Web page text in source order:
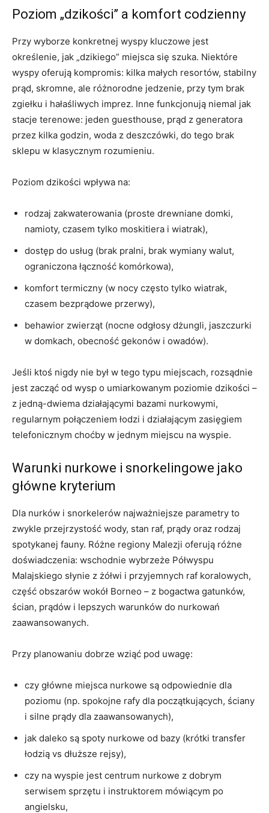
Poziom „dzikości” a komfort codzienny
Przy wyborze konkretnej wyspy kluczowe jest
określenie, jak „dzikiego” miejsca się szuka. Niektóre
wyspy oferują kompromis: kilka małych resortów, stabilny
prąd, skromne, ale różnorodne jedzenie, przy tym brak
zgiełku i hałaśliwych imprez. Inne funkcjonują niemal jak
stacje terenowe: jeden guesthouse, prąd z generatora
przez kilka godzin, woda z deszczówki, do tego brak
sklepu w klasycznym rozumieniu.
Poziom dzikości wpływa na:
rodzaj zakwaterowania (proste drewniane domki,
namioty, czasem tylko moskitiera i wiatrak),
dostęp do usług (brak pralni, brak wymiany walut,
ograniczona łączność komórkowa),
komfort termiczny (w nocy często tylko wiatrak,
czasem bezprądowe przerwy),
behawior zwierząt (nocne odgłosy dżungli, jaszczurki
w domkach, obecność gekonów i owadów).
Jeśli ktoś nigdy nie był w tego typu miejscach, rozsądnie
jest zacząć od wysp o umiarkowanym poziomie dzikości –
z jedną-dwiema działającymi bazami nurkowymi,
regularnym połączeniem łodzi i działającym zasięgiem
telefonicznym choćby w jednym miejscu na wyspie.
Warunki nurkowe i snorkelingowe jako
główne kryterium
Dla nurków i snorkelerów najważniejsze parametry to
zwykle przejrzystość wody, stan raf, prądy oraz rodzaj
spotykanej fauny. Różne regiony Malezji oferują różne
doświadczenia: wschodnie wybrzeże Półwyspu
Malajskiego słynie z żółwi i przyjemnych raf koralowych,
część obszarów wokół Borneo – z bogactwa gatunków,
ścian, prądów i lepszych warunków do nurkowań
zaawansowanych.
Przy planowaniu dobrze wziąć pod uwagę:
czy główne miejsca nurkowe są odpowiednie dla
poziomu (np. spokojne rafy dla początkujących, ściany
i silne prądy dla zaawansowanych),
jak daleko są spoty nurkowe od bazy (krótki transfer
łodzią vs dłuższe rejsy),
czy na wyspie jest centrum nurkowe z dobrym
serwisem sprzętu i instruktorem mówiącym po
angielsku,